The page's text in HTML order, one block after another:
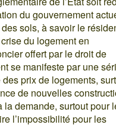
du gouvernement
sols, à savoir le
du logement en
offert par le droit de
se manifeste par une
prix de logements,
de nouvelles
demande, surtout pour
l’impossibilité pour les